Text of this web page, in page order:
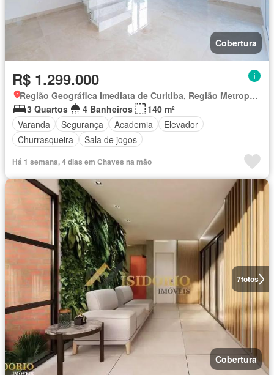
Cobertura
R$ 1.299.000
Região Geográfica Imediata de Curitiba, Região Metropolitana de Curitiba
3 Quartos
4 Banheiros
140 m²
Varanda
Segurança Academia
Elevador
Churrasqueira
Sala de jogos
Há 1 semana, 4 dias em Chaves na mão
7fotos
Cobertura